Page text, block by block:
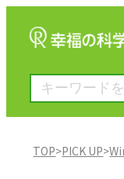
TOP>PICK UP>